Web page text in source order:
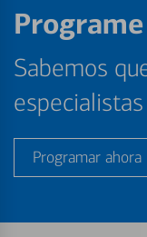
Sabemos
Programar ahora